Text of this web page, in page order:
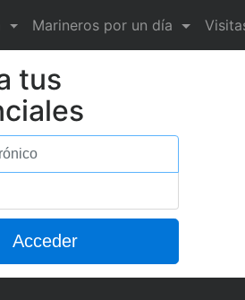
Marineros por un día
tus